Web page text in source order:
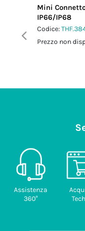
Mini
IP66/IP68
Codice:
Prezzo non
Assistenza
360°